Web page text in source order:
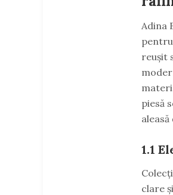
Adina
reușit
piesă
1.1
clare